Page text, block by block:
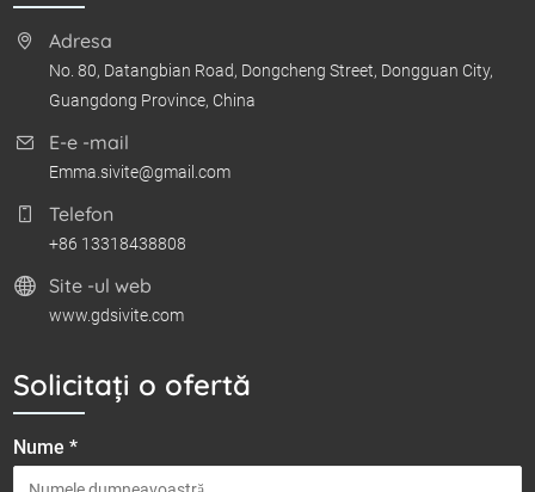
Adresa
No. 80, Datangbian Road, Dongcheng Street, Dongguan City,
Guangdong Province, China
E-e -mail
Emma.sivite@gmail.com
Telefon
+86 13318438808
Site -ul web
www.gdsivite.com
Solicitați o ofertă
Nume *